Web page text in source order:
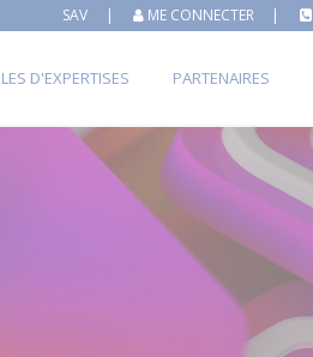
SAV | ME CONNECTER |
D'EXPERTISES PARTENAIRES